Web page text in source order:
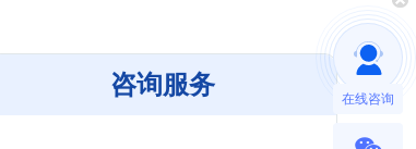
咨询服务 在线咨询